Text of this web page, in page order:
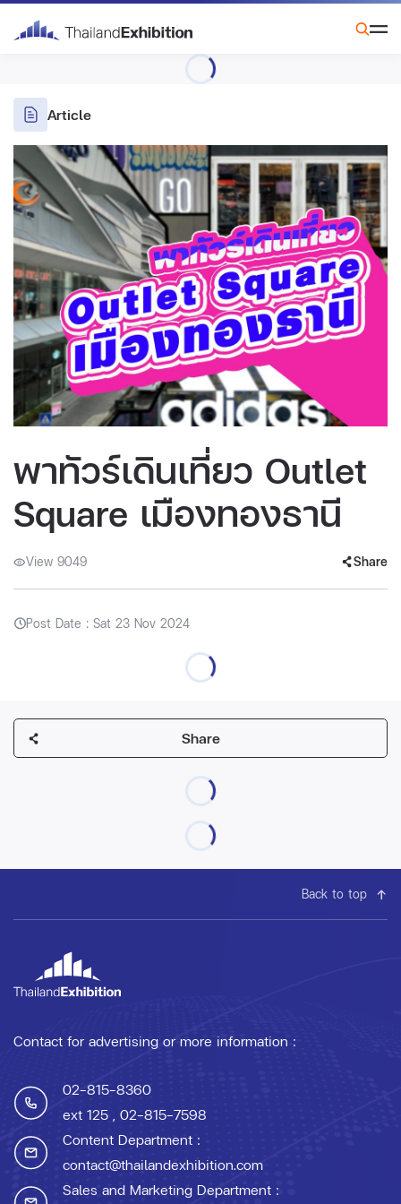
Article
พาทัวร์เดินเที่ยว Outlet
Square เมืองทองธานี
View 9049 Share
Post Date : Sat 23 Nov 2024
Share
Back to top
Contact for advertising or more information :
02-815-8360
ext 125 , 02-815-7598
Content Department :
contact@thailandexhibition.com
Sales and Marketing Department :